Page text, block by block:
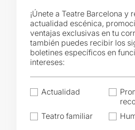
¡Únete a Teatre Barcelona y
actualidad escénica,
ventajas exclusivas en tu
también puedes recibir los
boletines específicos en
intereses:
Actualidad
Teatro familiar